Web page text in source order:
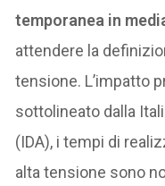
temporanea in
attendere la
tensione. L’impatto
sottolineato dalla
(IDA), i tempi di
alta tensione sono